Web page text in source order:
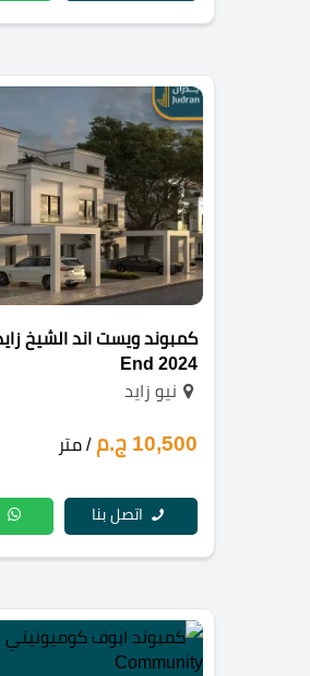
End 2024
نيو زايد
10,500 ج.م / متر
اتصل بنا